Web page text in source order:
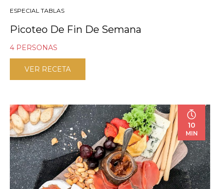
ESPECIAL TABLAS
Picoteo De Fin De Semana
4 PERSONAS
VER RECETA
10
MIN